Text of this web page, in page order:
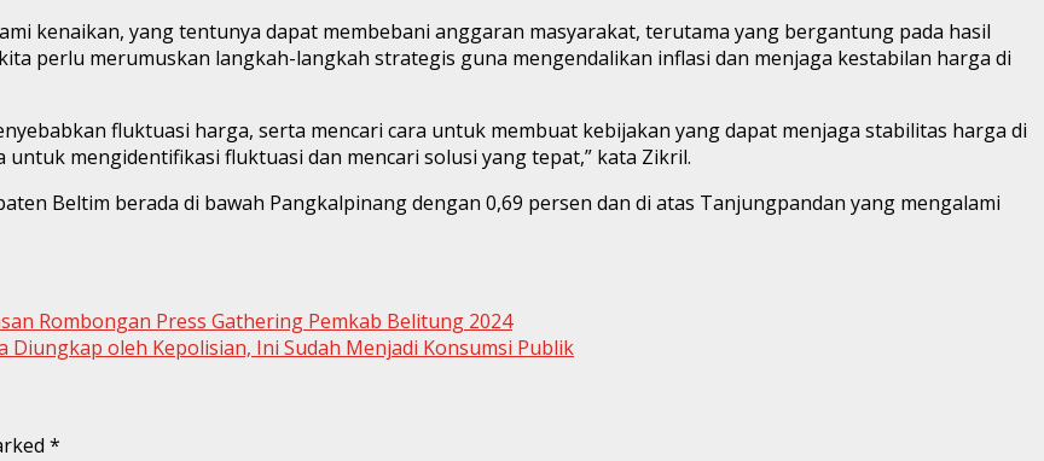
kenaikan, yang tentunya dapat membebani anggaran masyarakat, terutama yang bergantung pada hasil
perlu merumuskan langkah-langkah strategis guna mengendalikan inflasi dan menjaga kestabilan harga di
fluktuasi harga, serta mencari cara untuk membuat kebijakan yang dapat menjaga stabilitas harga di
mengidentifikasi fluktuasi dan mencari solusi yang tepat,” kata Zikril.
Beltim berada di bawah Pangkalpinang dengan 0,69 persen dan di atas Tanjungpandan yang mengalami
Rombongan Press Gathering Pemkab Belitung 2024
Diungkap oleh Kepolisian, Ini Sudah Menjadi Konsumsi Publik
*